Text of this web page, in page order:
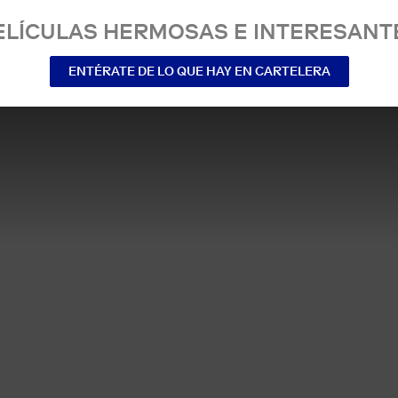
HERMOSAS E
ENTÉRATE DE LO QUE HAY EN CARTELERA